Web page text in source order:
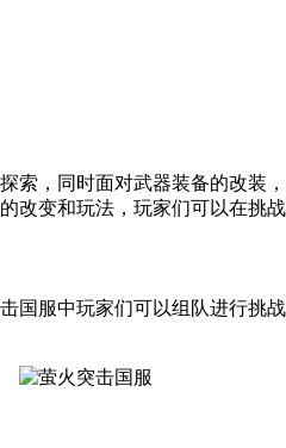
，同时面对武器装备的改装
变和玩法，玩家们可以在挑
服中玩家们可以组队进行挑